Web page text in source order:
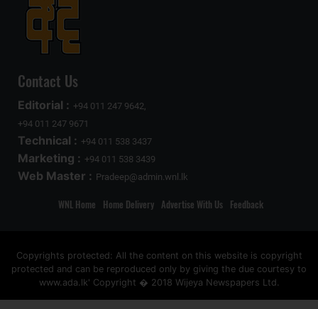
Contact Us
Editorial : +94 011 247 9642,
+94 011 247 9671
Technical : +94 011 538 3437
Marketing : +94 011 538 3439
Web Master : Pradeep@admin.wnl.lk
WNL Home Home Delivery Advertise With Us Feedback
Copyrights protected: All the content on this website is copyright
protected and can be reproduced only by giving the due courtesy to
www.ada.lk' Copyright � 2018 Wijeya Newspapers Ltd.